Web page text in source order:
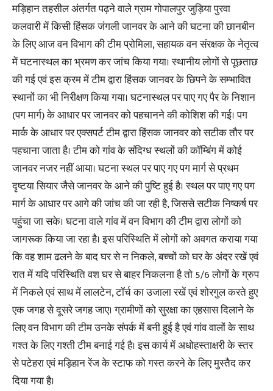
मड़िहान तहसील अंतर्गत पढ़ने वाले ग्राम गोपालपुर जुड़िया पुरवा
कलवारी में किसी हिंसक जंगली जानवर के आने की घटना की छानबीन
के लिए आज वन विभाग की टीम प्रोमिला, सहायक वन संरक्षक के नेतृत्व
में घटनास्थल का भ्रमण कर जांच किया गया। स्थानीय लोगों से पूछताछ
की गई एवं इस क्रम में टीम द्वारा हिंसक जानवर के छिपने के सम्भावित
स्थानों का भी निरीक्षण किया गया। घटनास्थल पर पाए गए पैर के निशान
(पग मार्ग) के आधार पर जानवर को पहचानने की कोशिश की गई। पग
मार्क के आधार पर एक्सपर्ट टीम द्वारा हिंसक जानवर को सटीक तौर पर
पहचाना जाता है। टीम को गांव के संदिग्ध स्थलों की कॉम्बिंग में कोई
जानवर नजर नहीं आया। घटना स्थल पर पाए गए पग मार्ग से प्रथम
दृष्टया सियार जैसे जानवर के आने की पुष्टि हुई है। स्थल पर पाए गए पग
मार्ग के आधार पर आगे की जांच की जा रही है, जिससे सटीक निष्कर्ष पर
पहुंचा जा सके। घटना वाले गांव में वन विभाग की टीम द्वारा लोगों को
जागरूक किया जा रहा है। इस परिस्थिति में लोगों को अवगत कराया गया
कि वह शाम ढलने के बाद घर से न निकले, बच्चों को घर के अंदर रखें एवं
रात में यदि परिस्थिति वश घर से बाहर निकलना है तो 5/6 लोगों के ग्रुप
में निकले एवं साथ में लालटेन, टॉर्च का उजाला रखें एवं शोरगुल करते हुए
एक जगह से दूसरे जगह जाए। ग्रामीणों को सुरक्षा का एहसास दिलाने के
लिए वन विभाग की टीम उनके संपर्क में बनी हुई है एवं गांव वालों के साथ
गश्त के लिए गश्ती टीम बनाई गई है। इस कार्य में अधोहस्ताक्षरी के स्तर
से पटेहरा एवं मड़िहान रेंज के स्टाफ को गस्त करने के लिए मुस्तैद कर
दिया गया है।